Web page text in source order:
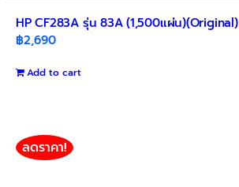
HP CF283A รุ่น 83A (1,500แผ่น)(Original)
฿2,690
Add to cart
ลดราคา!